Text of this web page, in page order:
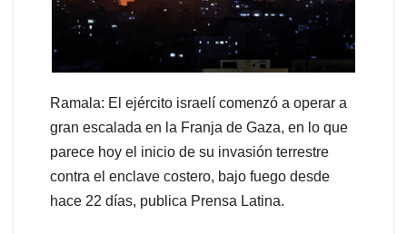
Ramala: El ejército israelí comenzó a operar a
gran escalada en la Franja de Gaza, en lo que
parece hoy el inicio de su invasión terrestre
contra el enclave costero, bajo fuego desde
hace 22 días, publica Prensa Latina.